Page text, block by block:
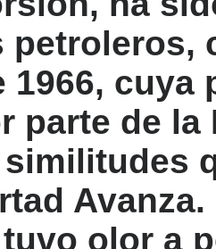
petroleros,
1966, cuya
parte de
olor a